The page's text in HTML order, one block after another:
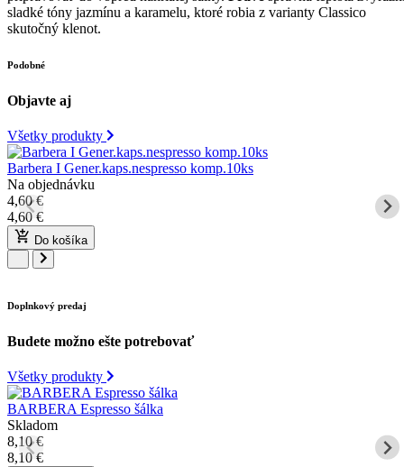
sladké tóny jazmínu a karamelu, ktoré robia z varianty Classico
skutočný klenot.
Podobné
Objavte aj
Všetky produkty
Barbera I Gener.kaps.nespresso komp.10ks
Na objednávku
4,60 €
4,60€
Do košíka
Doplnkový predaj
Budete možno ešte potrebovať
Všetky produkty
BARBERA Espresso šálka
Skladom
8,10 €
8,10€